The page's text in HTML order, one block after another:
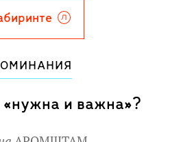
«нужна и важна»?